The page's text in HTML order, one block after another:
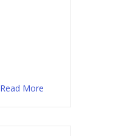
Read More